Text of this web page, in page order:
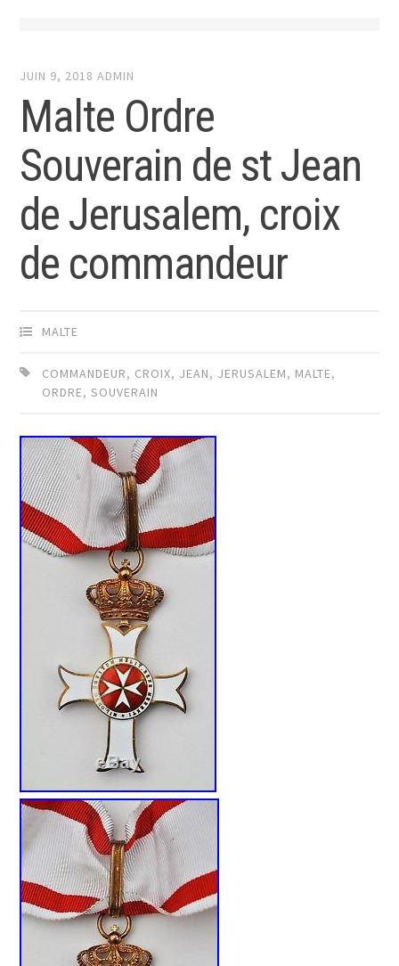
JUIN 9, 2018 ADMIN
Malte Ordre
Souverain de st Jean
de Jerusalem, croix
de commandeur
MALTE
COMMANDEUR, CROIX, JEAN, JERUSALEM, MALTE,
ORDRE,SOUVERAIN